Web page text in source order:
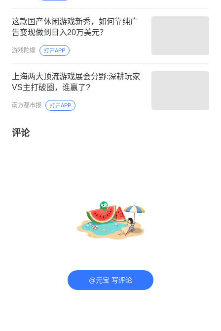
这款国产休闲游戏新秀，如何靠纯广
告变现做到日入20万美元？
游戏陀螺 打开APP
上海两大顶流游戏展会分野:深耕玩家
VS主打破圈，谁赢了?
南方都市报 打开APP
评论
@元宝 写评论